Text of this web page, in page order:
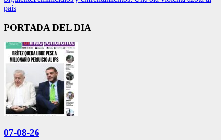
país
PORTADA DEL DIA
07-08-26